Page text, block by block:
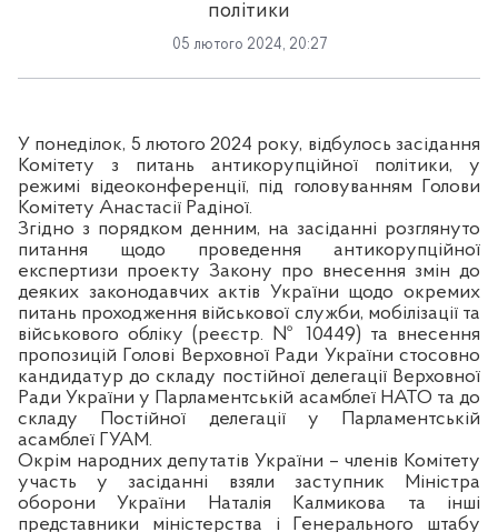
політики
05 лютого 2024, 20:27
У понеділок, 5 лютого 2024 року, відбулось засідання
Комітету з питань антикорупційної політики, у
режимі відеоконференції, під головуванням Голови
Комітету Анастасії Радіної.
Згідно з порядком денним, на засіданні розглянуто
питання щодо проведення антикорупційної
експертизи проекту Закону про внесення змін до
деяких законодавчих актів України щодо окремих
питань проходження військової служби, мобілізації та
військового обліку (реєстр. № 10449) та внесення
пропозицій Голові Верховної Ради України стосовно
кандидатур до складу постійної делегації Верховної
Ради України у Парламентській асамблеї НАТО та до
складу Постійної делегації у Парламентській
асамблеї ГУАМ.
Окрім народних депутатів України – членів Комітету
участь у засіданні взяли заступник Міністра
оборони України Наталія Калмикова та інші
представники міністерства і Генерального штабу